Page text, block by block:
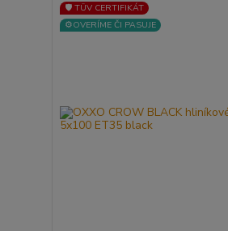
🛡️ TÜV CERTIFIKÁT
⚙️OVERÍME ČI PASUJE